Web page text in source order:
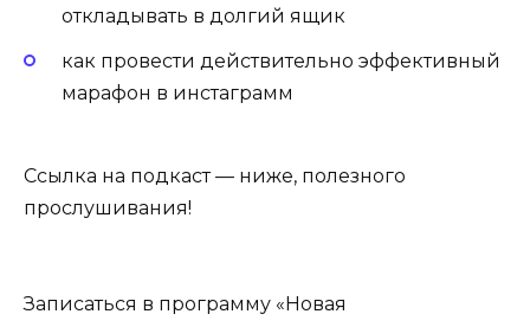
откладывать в долгий ящик
как провести действительно эффективный
марафон в инстаграмм
Ссылка на подкаст — ниже, полезного
прослушивания!
Записаться в программу «Новая